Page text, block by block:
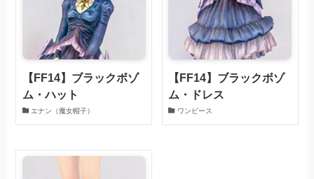
【FF14】ブラックボゾ
ム・ハット
エナン（魔女帽子）
【FF14】ブラックボゾ
ム・ドレス
ワンピース